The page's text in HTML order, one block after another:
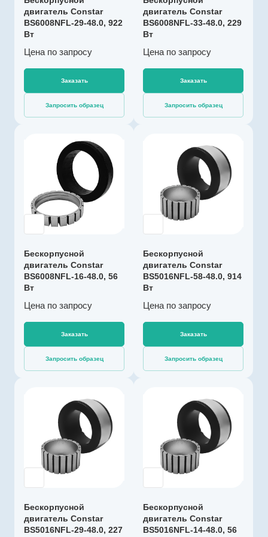
скорость, об/мин
565
обмотки, °C
180
двигатель Constar
BS6008NFL-29-48.0, 922
Вт
Цена по запросу
Заказать
Запросить образец
60
Диапазон рабочих
Номинальный
момент, Нм
Длина, мм
16
Коммутация
без датчиков
Номинальное
напряжение, В
48
скорость, об/мин
2377
обмотки, °C
180
двигатель Constar
BS6008NFL-33-48.0, 229
Вт
Цена по запросу
Заказать
Запросить образец
Бескорпусной
двигатель Constar
BS6008NFL-16-48.0, 56
Вт
Цена по запросу
Заказать
Запросить образец
Производитель
Constar
Артикул
C100220
Тип двигателя
Бесколлекторны
й
50
Диапазон рабочих
Номинальный
момент, Нм
Длина, мм
Коммутация
без датчиков
Номинальное
напряжение, В
скорость, об/мин
4857
Бескорпусной
двигатель Constar
BS5016NFL-58-48.0, 914
Вт
Цена по запросу
Заказать
Запросить образец
Бескорпусной
двигатель Constar
BS5016NFL-29-48.0, 227
Производитель
Constar
Артикул
C100218
Тип двигателя
Бесколлекторны
50
Диапазон рабочих
Бескорпусной
двигатель Constar
BS5016NFL-14-48.0, 56